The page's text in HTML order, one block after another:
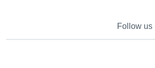
Follow us